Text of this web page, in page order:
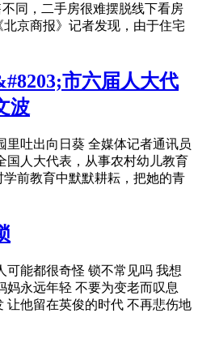
同，二手房很难摆脱线下看房
京商报》记者发现，由于住宅
市六届人大代
波
里吐出向日葵 全媒体记者通讯员
国人大代表，从事农村幼儿教育
前教育中默默耕耘，把她的青
可能都很奇怪 锁不常见吗 我想
妈永远年轻 不要为变老而叹息
让他留在英俊的时代 不再悲伤地